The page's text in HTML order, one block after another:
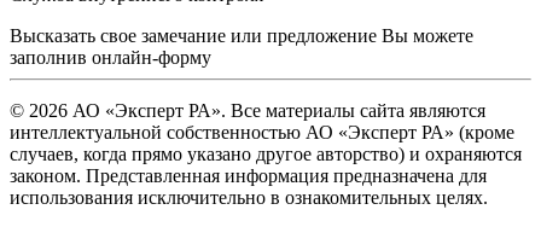
Высказать свое замечание или предложение Вы можете
заполнив онлайн-форму
© 2026 АО «Эксперт РА». Все материалы сайта являются
интеллектуальной собственностью АО «Эксперт РА» (кроме
случаев, когда прямо указано другое авторство) и охраняются
законом. Представленная информация предназначена для
использования исключительно в ознакомительных целях.